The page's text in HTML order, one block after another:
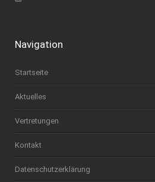
Navigation
Startseite
Aktuelles
Vertretungen
Kontakt
Datenschutzerklärung